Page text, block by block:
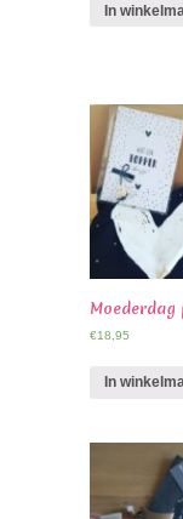
In
Moederdag
€18,95
In